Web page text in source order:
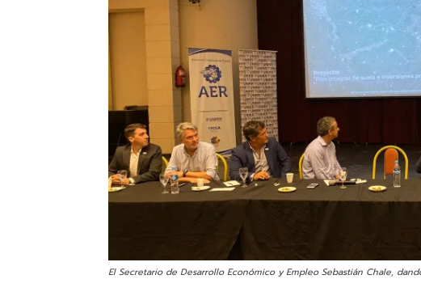
El Secretario de Desarrollo Económico y Empleo Sebastián Chale,